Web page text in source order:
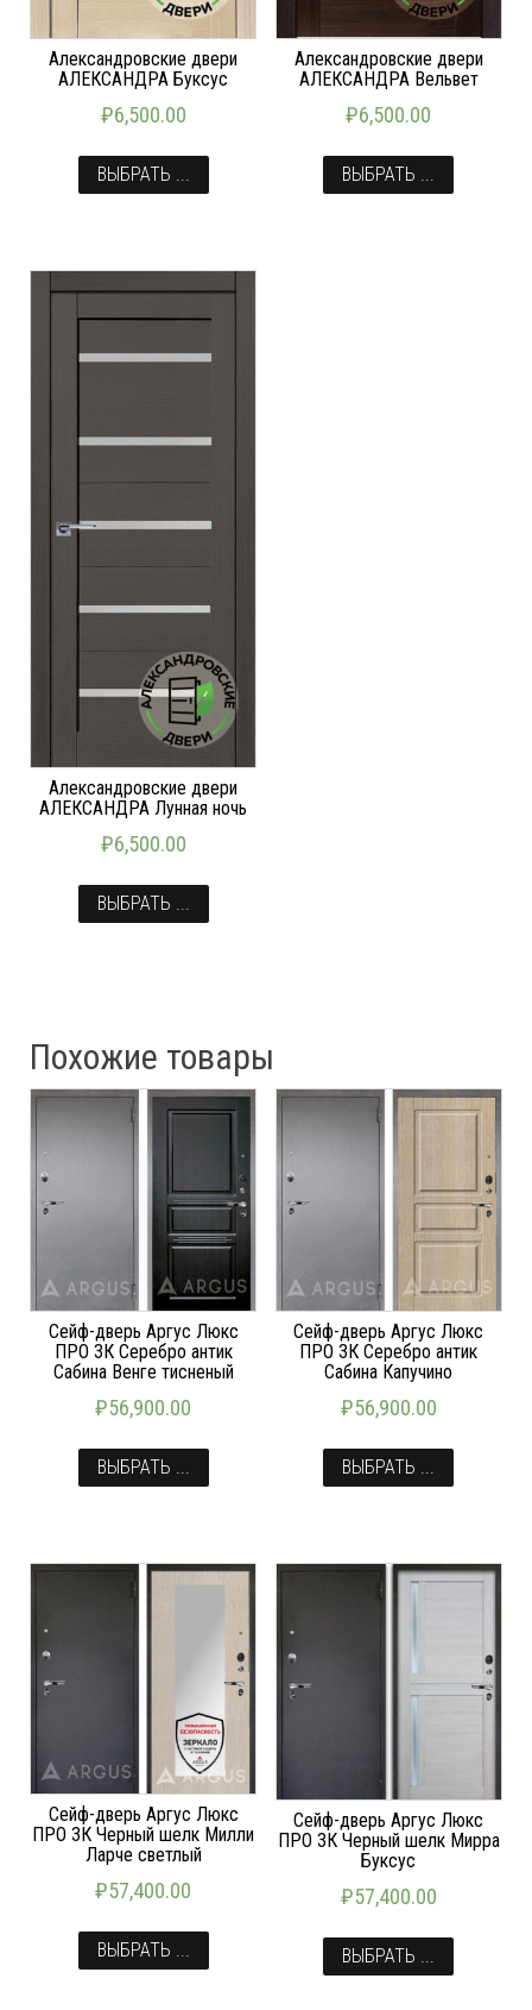
Александровские двери
АЛЕКСАНДРА Буксус
₽6,500.00
ВЫБРАТЬ ...
Александровские двери
АЛЕКСАНДРА Вельвет
₽6,500.00
ВЫБРАТЬ ...
Александровские двери
АЛЕКСАНДРА Лунная ночь
₽6,500.00
ВЫБРАТЬ ...
Похожие товары
Сейф-дверь Аргус Люкс
ПРО 3К Серебро антик
Сабина Венге тисненый
₽56,900.00
ВЫБРАТЬ ...
Сейф-дверь Аргус Люкс
ПРО 3К Серебро антик
Сабина Капучино
₽56,900.00
ВЫБРАТЬ ...
Сейф-дверь Аргус Люкс
ПРО 3К Черный шелк Милли
Ларче светлый
₽57,400.00
ВЫБРАТЬ ...
Сейф-дверь Аргус Люкс
ПРО 3К Черный шелк Мирра
Буксус
₽57,400.00
ВЫБРАТЬ ...